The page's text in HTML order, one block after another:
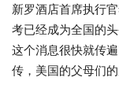
新罗酒店首席执行
考已经成为全国的
这个消息很快就传
传，美国的父母们